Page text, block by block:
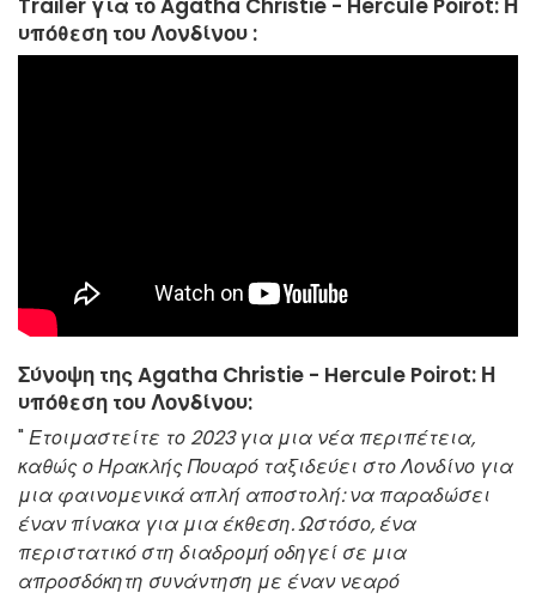
Trailer για το Agatha Christie - Hercule Poirot: Η
υπόθεση του Λονδίνου :
Σύνοψη της Agatha Christie - Hercule Poirot: Η
υπόθεση του Λονδίνου:
"Ετοιμαστείτε το 2023 για μια νέα περιπέτεια,
καθώς ο Ηρακλής Πουαρό ταξιδεύει στο Λονδίνο για
μια φαινομενικά απλή αποστολή: να παραδώσει
έναν πίνακα για μια έκθεση. Ωστόσο, ένα
περιστατικό στη διαδρομή οδηγεί σε μια
απροσδόκητη συνάντηση με έναν νεαρό